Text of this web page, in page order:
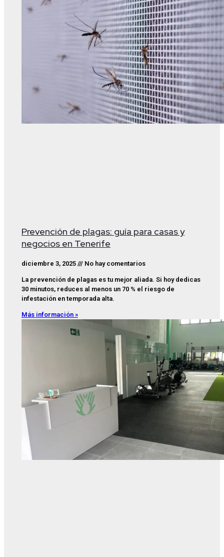
Prevención de plagas: guía para casas y
negocios en Tenerife
diciembre 3, 2025 No hay comentarios
La prevención de plagas es tu mejor aliada. Si hoy dedicas
30 minutos, reduces al menos un 70 % el riesgo de
infestación en temporada alta.
Más información »